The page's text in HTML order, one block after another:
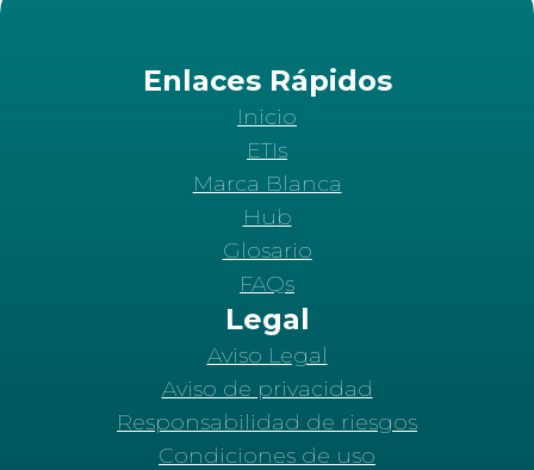
Enlaces Rápidos
Inicio
ETIs
Marca Blanca
Hub
Glosario
FAQs
Legal
Aviso Legal
Aviso de privacidad
Responsabilidad de riesgos
Condiciones de uso